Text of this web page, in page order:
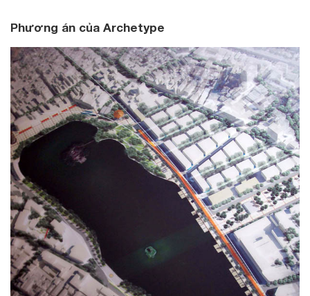
Phương án của Archetype